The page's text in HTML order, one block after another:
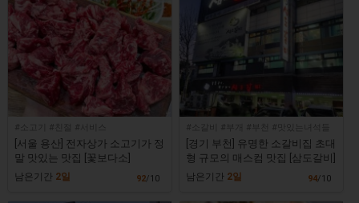
#소고기 #친절 #서비스
[서울 용산] 전자상가 소고기가 정
말 맛있는 맛집 [꽃보다소]
남은기간 2일 92/10
#소갈비 #부개 #부천 #맛있는녀석들
[경기 부천] 유명한 소갈비집 초대
형 규모의 매스컴 맛집 [삼도갈비]
남은기간 2일 94/10